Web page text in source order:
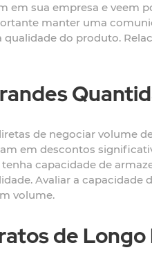
em sua empresa e veem
manter uma
do produto.
de negociar volume
em descontos
capacidade de
Avaliar a
volume.
de Longo